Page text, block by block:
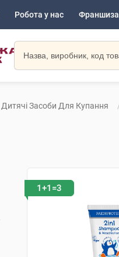
Робота у нас Франшиза
Дитячі Засоби Для Купання
1+1=3